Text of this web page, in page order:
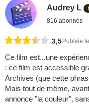
Audrey L
816 abonnés
3,5Publiée
Ce film est...une
: ce film est accessible
Archives (que cette
Mais tout de même,
annonce "la couleur",